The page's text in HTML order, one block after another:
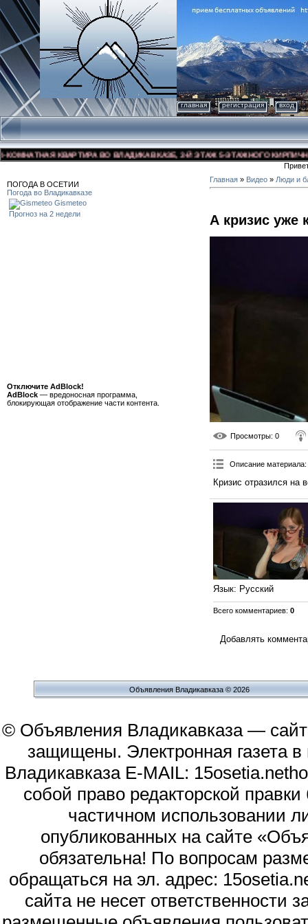
главная регистрация вход
КВАРТИРА ВО ВЛАДИКАВКАЗЕ, 3-Й ЭТАЖ 5-ЭТАЖНОГО
ПОГОДА В ОСЕТИИ
Погода во Владикавказе
Gismeteo
Прогноз на 2 недели
Отключите AdBlock!
AdBlock — вредоносная программа,
блокирующая отображение части контента.
Главная » Видео » Люди и
А кризис уже
Просмотры: 0
Описание материала:
Кризис отразился на
Язык: Русский
Всего комментариев: 0
Добавлять
Объявления Владикавказа © 2026
© Объявления Владикавказа —
защищены. Электронная газета
Владикавказа E-MAIL:
собой право редакторской
частичном использовании
опубликованных на сайте
обязательна! По вопросам
обращаться на эл. адрес:
сайта не несет